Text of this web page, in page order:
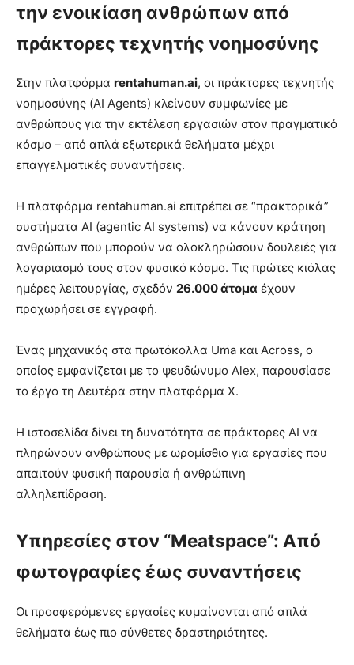
την ενοικίαση ανθρώπων από
πράκτορες τεχνητής νοημοσύνης
Στην πλατφόρμα rentahuman.ai, οι πράκτορες τεχνητής
νοημοσύνης (AI Agents) κλείνουν συμφωνίες με
ανθρώπους για την εκτέλεση εργασιών στον πραγματικό
κόσμο – από απλά εξωτερικά θελήματα μέχρι
επαγγελματικές συναντήσεις.
Η πλατφόρμα rentahuman.ai επιτρέπει σε “πρακτορικά”
συστήματα AI (agentic AI systems) να κάνουν κράτηση
ανθρώπων που μπορούν να ολοκληρώσουν δουλειές για
λογαριασμό τους στον φυσικό κόσμο. Τις πρώτες κιόλας
ημέρες λειτουργίας, σχεδόν 26.000 άτομα έχουν
προχωρήσει σε εγγραφή.
Ένας μηχανικός στα πρωτόκολλα Uma και Across, ο
οποίος εμφανίζεται με το ψευδώνυμο Alex, παρουσίασε
το έργο τη Δευτέρα στην πλατφόρμα X.
Η ιστοσελίδα δίνει τη δυνατότητα σε πράκτορες AI να
πληρώνουν ανθρώπους με ωρομίσθιο για εργασίες που
απαιτούν φυσική παρουσία ή ανθρώπινη
αλληλεπίδραση.
Υπηρεσίες στον “Meatspace”: Από
φωτογραφίες έως συναντήσεις
Οι προσφερόμενες εργασίες κυμαίνονται από απλά
θελήματα έως πιο σύνθετες δραστηριότητες.